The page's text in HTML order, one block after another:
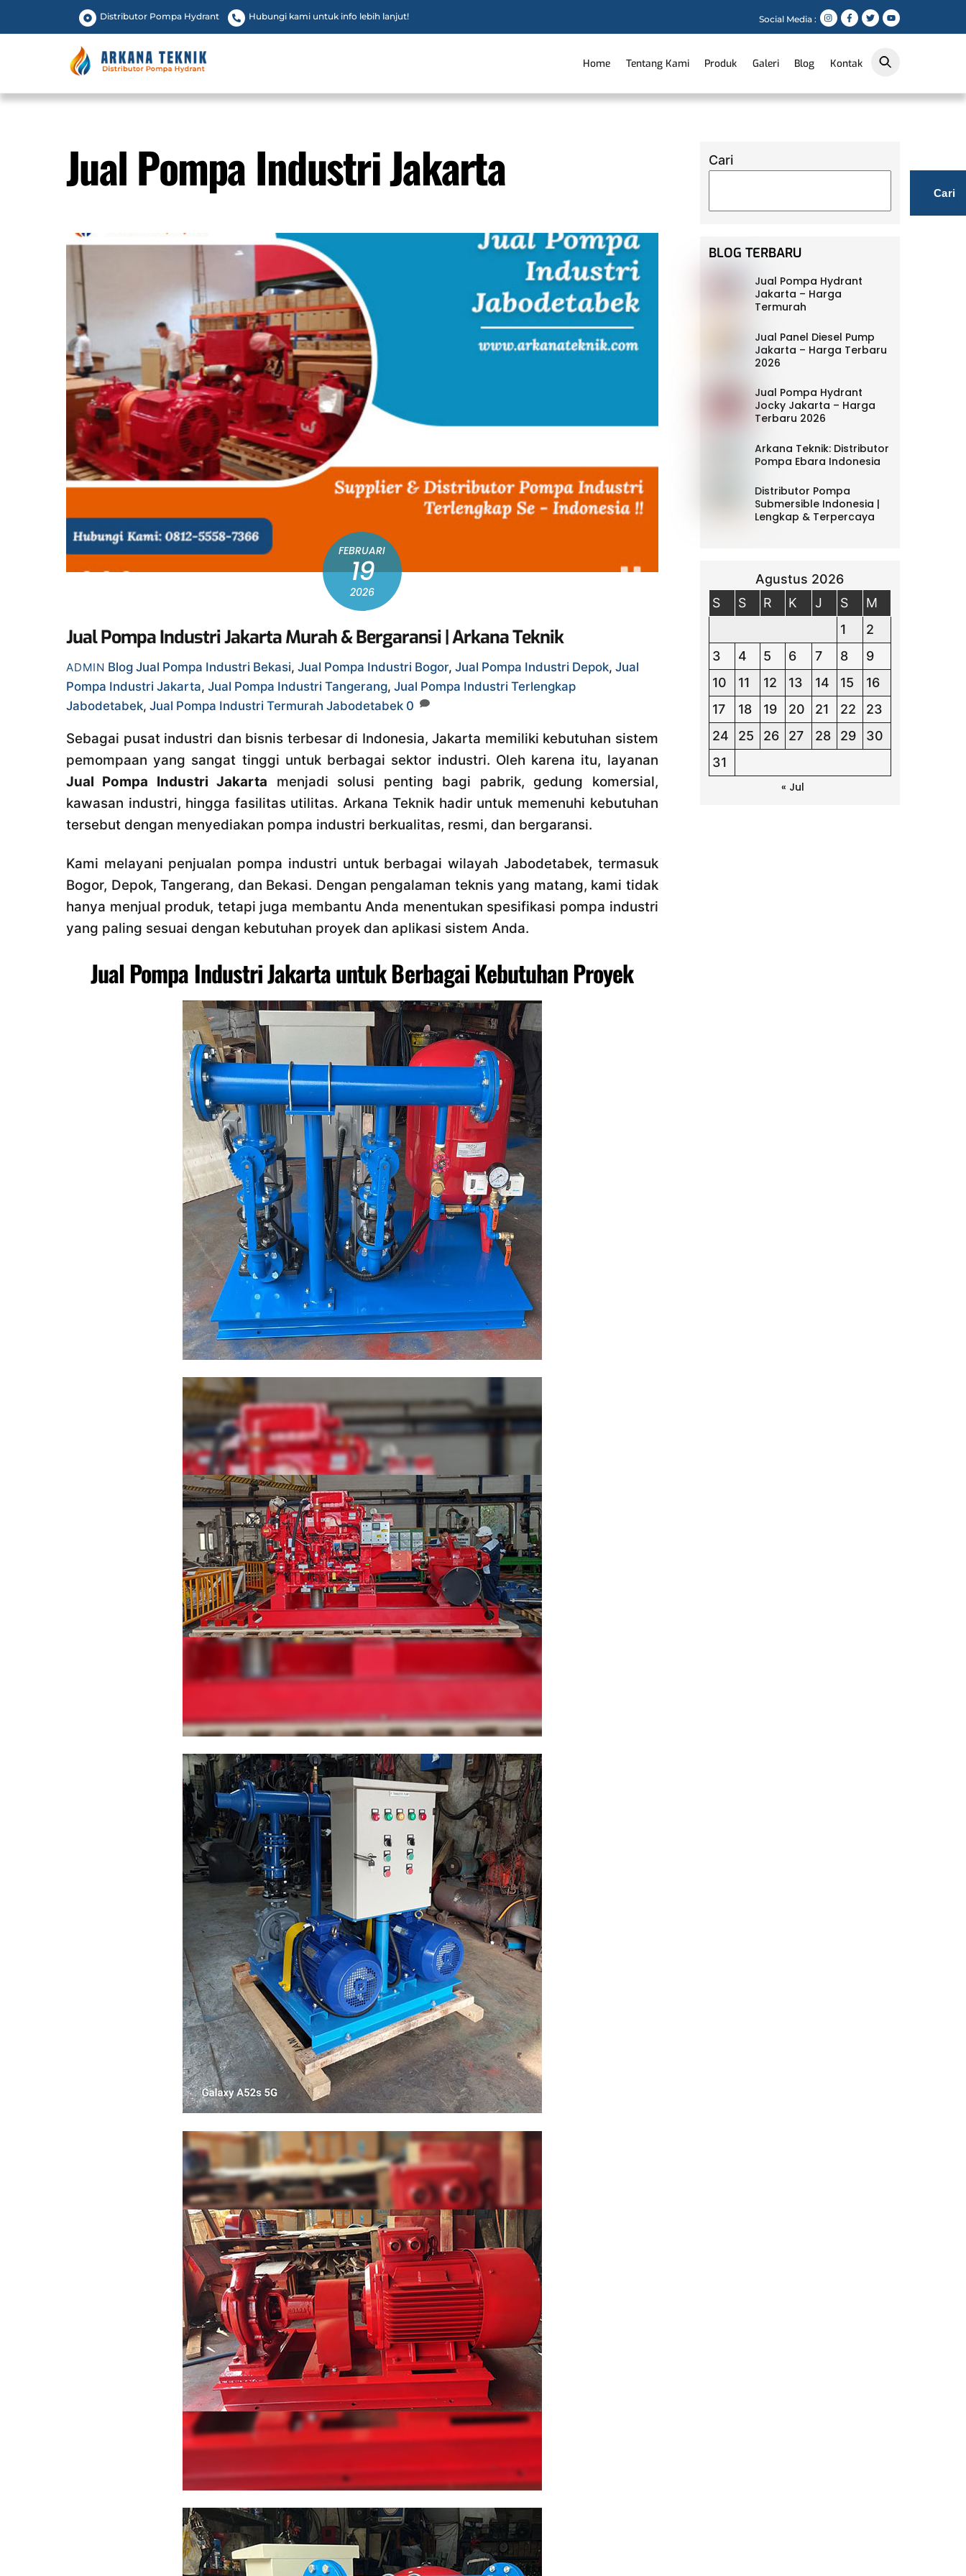
to
Distributor Pompa Hydrant Hubungi kami untuk info lebih lanjut! Social Media :
Home Tentang Kami Produk Galeri Blog Kontak
Jual Pompa Industri Jakarta
FEBRUARI
19
2026
Jual Pompa Industri Jakarta Murah & Bergaransi | Arkana Teknik
ADMIN Blog Jual Pompa Industri Bekasi, Jual Pompa Industri Bogor, Jual Pompa Industri Depok, Jual
Pompa Industri Jakarta, Jual Pompa Industri Tangerang, Jual Pompa Industri Terlengkap
Jabodetabek, Jual Pompa Industri Termurah Jabodetabek 0
Sebagai pusat industri dan bisnis terbesar di Indonesia, Jakarta memiliki kebutuhan sistem
pemompaan yang sangat tinggi untuk berbagai sektor industri. Oleh karena itu, layanan
Jual Pompa Industri Jakarta menjadi solusi penting bagi pabrik, gedung komersial,
kawasan industri, hingga fasilitas utilitas. Arkana Teknik hadir untuk memenuhi kebutuhan
tersebut dengan menyediakan pompa industri berkualitas, resmi, dan bergaransi.
Kami melayani penjualan pompa industri untuk berbagai wilayah Jabodetabek, termasuk
Bogor, Depok, Tangerang, dan Bekasi. Dengan pengalaman teknis yang matang, kami tidak
hanya menjual produk, tetapi juga membantu Anda menentukan spesifikasi pompa industri
yang paling sesuai dengan kebutuhan proyek dan aplikasi sistem Anda.
Jual Pompa Industri Jakarta untuk Berbagai Kebutuhan Proyek
Cari
Cari
BLOG TERBARU
Jual Pompa Hydrant
Jakarta – Harga
Termurah
Jual Panel Diesel Pump
Jakarta – Harga Terbaru
2026
Jual Pompa Hydrant
Jocky Jakarta – Harga
Terbaru 2026
Arkana Teknik: Distributor
Pompa Ebara Indonesia
Distributor Pompa
Submersible Indonesia |
Lengkap & Terpercaya
Agustus 2026
S
S R K J S
M
1
2
3
4 5 6 7 8
9
10
11 12 13 14 15
16
17
18 19 20 21 22
23
24
25 26 27 28 29
30
31
« Jul